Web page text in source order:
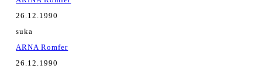
26.12.1990
suka
ARNA Romfer
26.12.1990